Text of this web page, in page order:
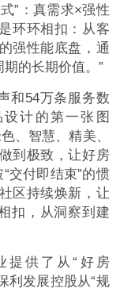
”：真需求×强性
环环相扣：从客
强性能底盘，通
的长期价值。”
和54万条服务数
计的第一张图
、智慧、精美、
到极致，让好房
交付即结束”的惯
区持续焕新，让
扣，从洞察到建
供了从“好房
利发展控股从“规